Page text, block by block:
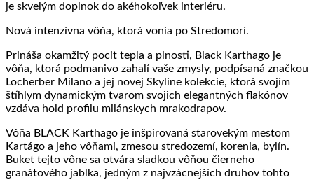
je skvelým doplnok do akéhokoľvek interiéru.
Nová intenzívna vôňa, ktorá vonia po Stredomorí.
Prináša okamžitý pocit tepla a plnosti, Black Karthago je
vôňa, ktorá podmanivo zahalí vaše zmysly, podpísaná značkou
Locherber Milano a jej novej Skyline kolekcie, ktorá svojím
štíhlym dynamickým tvarom svojich elegantných flakónov
vzdáva hold profilu milánskych mrakodrapov.
Vôňa BLACK Karthago je inšpirovaná starovekým mestom
Kartágo a jeho vôňami, zmesou stredozemí, korenia, bylín.
Buket tejto vône sa otvára sladkou vôňou čierneho
granátového jablka, jedným z najvzácnejších druhov tohto